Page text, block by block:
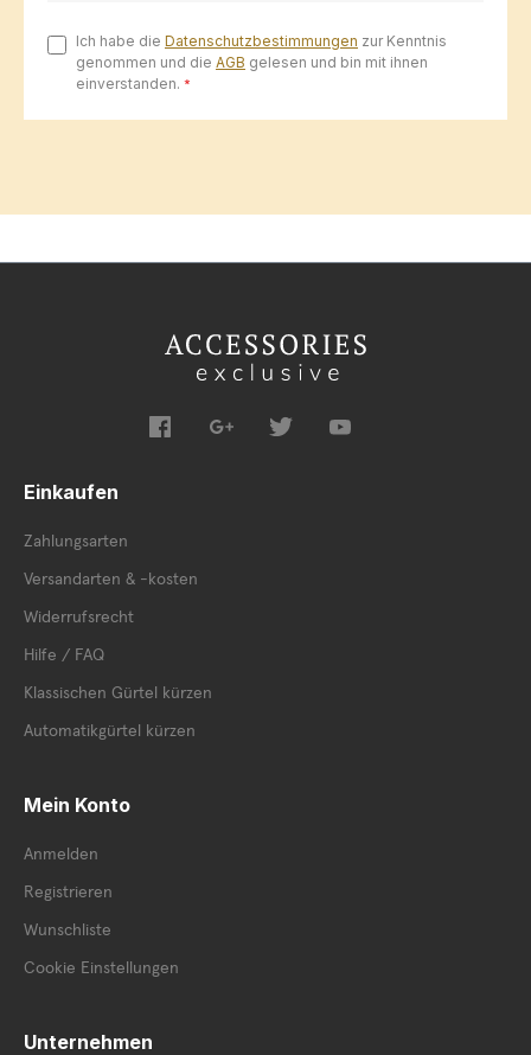
Ich habe die Datenschutzbestimmungen zur Kenntnis
genommen und die AGB gelesen und bin mit ihnen
einverstanden. *
Einkaufen
Zahlungsarten
Versandarten & -kosten
Widerrufsrecht
Hilfe / FAQ
Klassischen Gürtel kürzen
Automatikgürtel kürzen
Mein Konto
Anmelden
Registrieren
Wunschliste
Cookie Einstellungen
Unternehmen